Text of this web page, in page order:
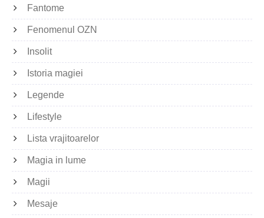
Fantome
Fenomenul OZN
Insolit
Istoria magiei
Legende
Lifestyle
Lista vrajitoarelor
Magia in lume
Magii
Mesaje